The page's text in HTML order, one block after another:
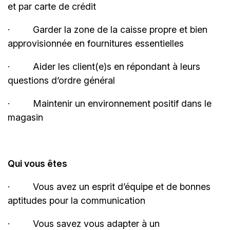
et par carte de crédit
·
Garder la zone de la caisse propre et bien
approvisionnée en fournitures essentielles
·
Aider les client(e)s en répondant à leurs
questions d’ordre général
·
Maintenir un environnement positif dans le
magasin
Qui vous êtes
·
Vous avez un esprit d’équipe et de bonnes
aptitudes pour la communication
· Vous savez vous adapter à un